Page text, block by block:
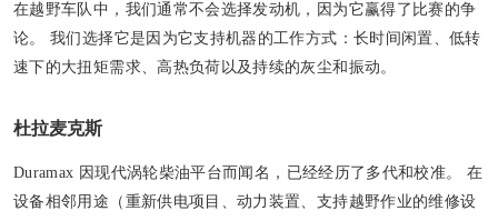
在越野车队中，我们通常不会选择发动机，因为它赢得了比赛的争
论。 我们选择它是因为它支持机器的工作方式：长时间闲置、低转
速下的大扭矩需求、高热负荷以及持续的灰尘和振动。
杜拉麦克斯
Duramax 因现代涡轮柴油平台而闻名，已经经历了多代和校准。 在
设备相邻用途（重新供电项目、动力装置、支持越野作业的维修设